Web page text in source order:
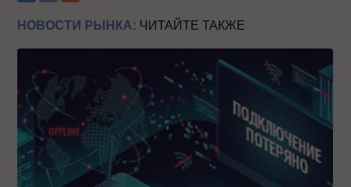
НОВОСТИ РЫНКА: ЧИТАЙТЕ ТАКЖЕ